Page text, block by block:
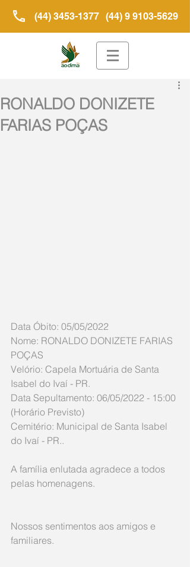
(44) 3453-1377 (44) 9 9103-5629
RONALDO DONIZETE
FARIAS POÇAS
Data Óbito: 05/05/2022
Nome: RONALDO DONIZETE FARIAS
POÇAS
Velório: Capela Mortuária de Santa
Isabel do Ivaí - PR.
Data Sepultamento: 06/05/2022 - 15:00
(Horário Previsto)
Cemitério: Municipal de Santa Isabel
do Ivaí - PR..
A família enlutada agradece a todos
pelas homenagens.
Nossos sentimentos aos amigos e
familiares.